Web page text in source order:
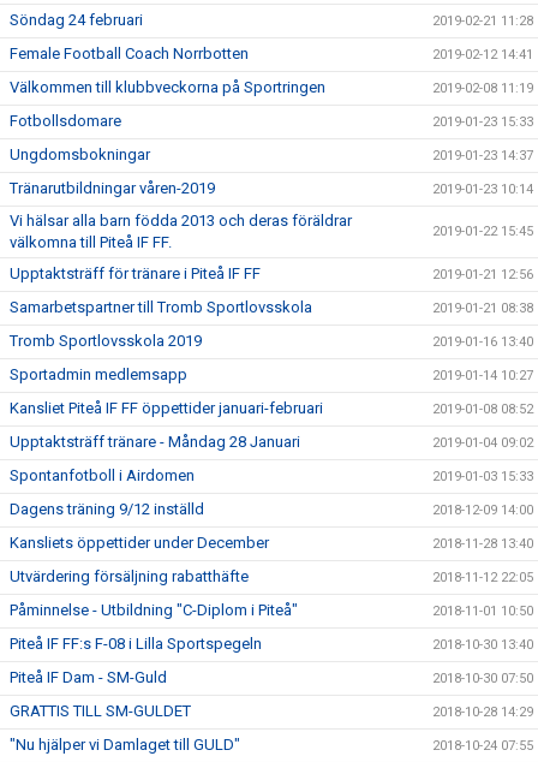
Söndag 24 februari 2019-02-21 11:28
Female Football Coach Norrbotten 2019-02-12 14:41
Välkommen till klubbveckorna på Sportringen 2019-02-08 11:19
Fotbollsdomare 2019-01-23 15:33
Ungdomsbokningar 2019-01-23 14:37
Tränarutbildningar våren-2019 2019-01-23 10:14
Vi hälsar alla barn födda 2013 och deras föräldrar
välkomna till Piteå IF FF.
2019-01-22 15:45
Upptaktsträff för tränare i Piteå IF FF 2019-01-21 12:56
Samarbetspartner till Tromb Sportlovsskola 2019-01-21 08:38
Tromb Sportlovsskola 2019 2019-01-16 13:40
Sportadmin medlemsapp 2019-01-14 10:27
Kansliet Piteå IF FF öppettider januari-februari 2019-01-08 08:52
Upptaktsträff tränare - Måndag 28 Januari 2019-01-04 09:02
Spontanfotboll i Airdomen 2019-01-03 15:33
Dagens träning 9/12 inställd 2018-12-09 14:00
Kansliets öppettider under December 2018-11-28 13:40
Utvärdering försäljning rabatthäfte 2018-11-12 22:05
Påminnelse - Utbildning "C-Diplom i Piteå" 2018-11-01 10:50
Piteå IF FF:s F-08 i Lilla Sportspegeln 2018-10-30 13:40
Piteå IF Dam - SM-Guld 2018-10-30 07:50
GRATTIS TILL SM-GULDET 2018-10-28 14:29
"Nu hjälper vi Damlaget till GULD" 2018-10-24 07:55